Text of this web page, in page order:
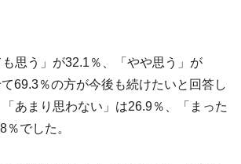
思う」が32.1％、「やや思う」が
69.3％の方が今後も続けたいと回答し
あまり思わない」は26.9％、「まった
％でした。